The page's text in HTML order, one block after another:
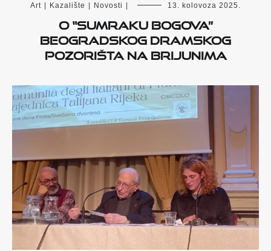
Art | Kazalište | Novosti | 13. kolovoza 2025.
O “Sumraku bogova”
Beogradskog dramskog
pozorišta na Brijunima